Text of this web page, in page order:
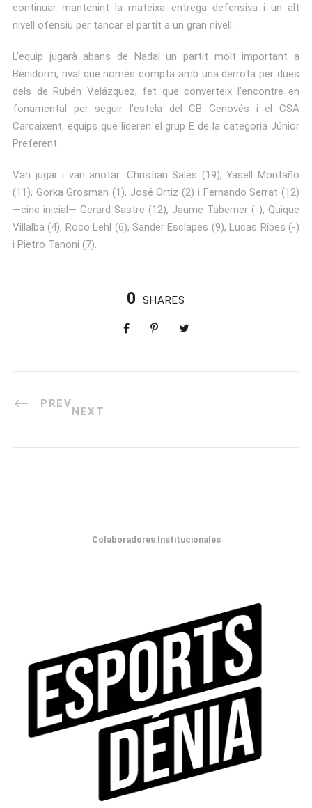
continuar mantenint la mateixa entrega defensiva i un alt
nivell ofensiu per tancar el partit a un gran nivell.
L’equip jugarà abans de Nadal un partit molt important a
Benidorm, rival que només compta amb una derrota per dues
dels de Rubén Velázquez, fet que converteix l’encontre en
fonamental per seguir l’estela del CB Genovés i el CSA
Carcaixent, equips que lideren el grup E de la categoria Júnior
Preferent.
Van jugar i van anotar: Christian Sales (19), Yasell Montaño
(11), Gorka Grosman (1), José Ortiz (2) i Fernando Serrat (12)
—cinc inicial— Gerard Sastre (12), Jaume Taberner (-), Quique
Villalba (4), Roco Lehl (6), Sander Esclapes (9), Lucas Ribes (-)
i Pietro Tanoni (7).
0 SHARES
PREV
NEXT
Colaboradores Institucionales